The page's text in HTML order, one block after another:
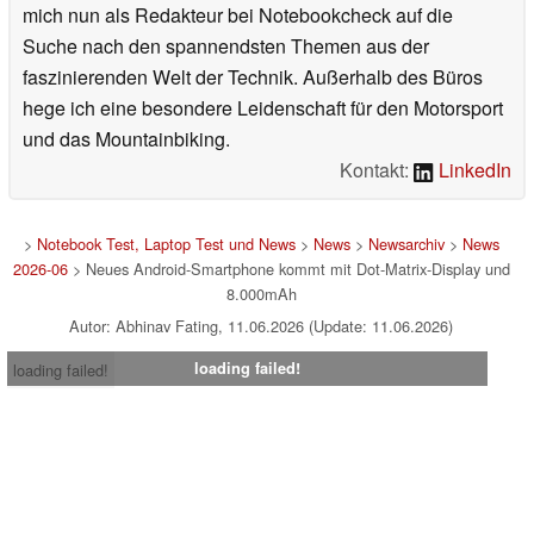
mich nun als Redakteur bei Notebookcheck auf die
Suche nach den spannendsten Themen aus der
faszinierenden Welt der Technik. Außerhalb des Büros
hege ich eine besondere Leidenschaft für den Motorsport
und das Mountainbiking.
Kontakt:
LinkedIn
> Notebook Test, Laptop Test und News> News> Newsarchiv> News
2026-06> Neues Android-Smartphone kommt mit Dot-Matrix-Display und
8.000mAh
Autor: Abhinav Fating, 11.06.2026 (Update: 11.06.2026)
loading failed!
loading failed!